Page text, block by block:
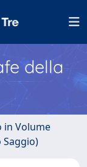
della
in Volume